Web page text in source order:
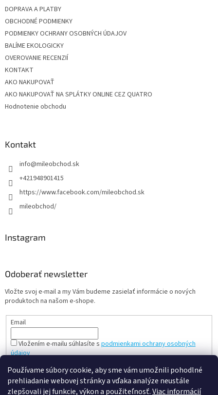
Používame súbory cookie, aby sme vám umožnili pohodlné
prehliadanie webovej stránky a vďaka analýze neustále
zlepšovali jej funkcie, výkon a použiteľnosť.Viac informácií
DOPRAVA A PLATBY
OBCHODNÉ PODMIENKY
PODMIENKY OCHRANY OSOBNÝCH ÚDAJOV
BALÍME EKOLOGICKY
OVEROVANIE RECENZIÍ
KONTAKT
AKO NAKUPOVAŤ
AKO NAKUPOVAŤ NA SPLÁTKY ONLINE CEZ QUATRO
Hodnotenie obchodu
Kontakt
info@mileobchod.sk
+421948901415
https://www.facebook.com/mileobchod.sk
mileobchod/
Instagram
Odoberať newsletter
Vložte svoj e-mail a my Vám budeme zasielať informácie o nových
produktoch na našom e-shope.
Email
Vložením e-mailu súhlasíte s podmienkami ochrany osobných
údajov
PRIHLÁSIŤ SA